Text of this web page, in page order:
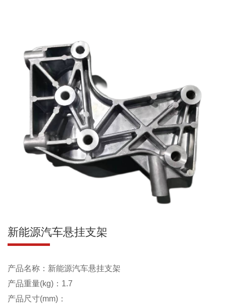
新能源汽车悬挂支架
产品名称：新能源汽车悬挂支架
产品重量(kg)：1.7
产品尺寸(mm)：